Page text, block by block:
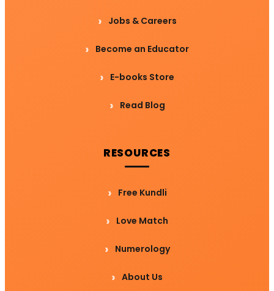
Jobs & Careers
Become an Educator
E-books Store
Read Blog
RESOURCES
Free Kundli
Love Match
Numerology
About Us